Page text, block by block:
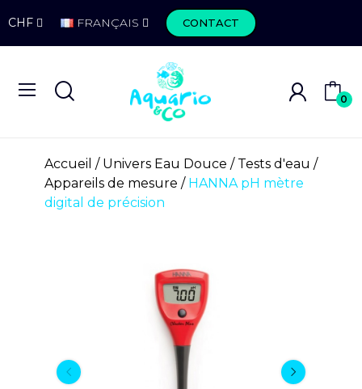
CHF FRANÇAIS CONTACT
0
Accueil Univers Eau Douce
Tests d'eau
Appareils de mesure
HANNA pH mètre
digital de précision